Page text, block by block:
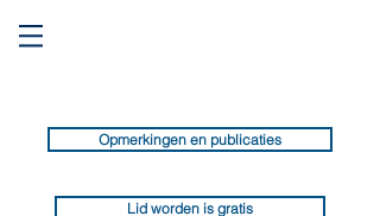
Opmerkingen en publicaties
Lid worden is gratis